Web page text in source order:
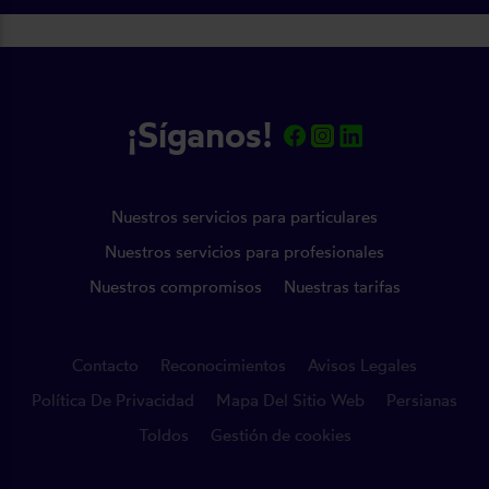
¡Síganos!
Nuestros servicios para particulares
Nuestros servicios para profesionales
Nuestros compromisos
Nuestras tarifas
Contacto Reconocimientos
Avisos Legales
Política De Privacidad
Mapa Del Sitio Web
Persianas
Toldos
Gestión de cookies